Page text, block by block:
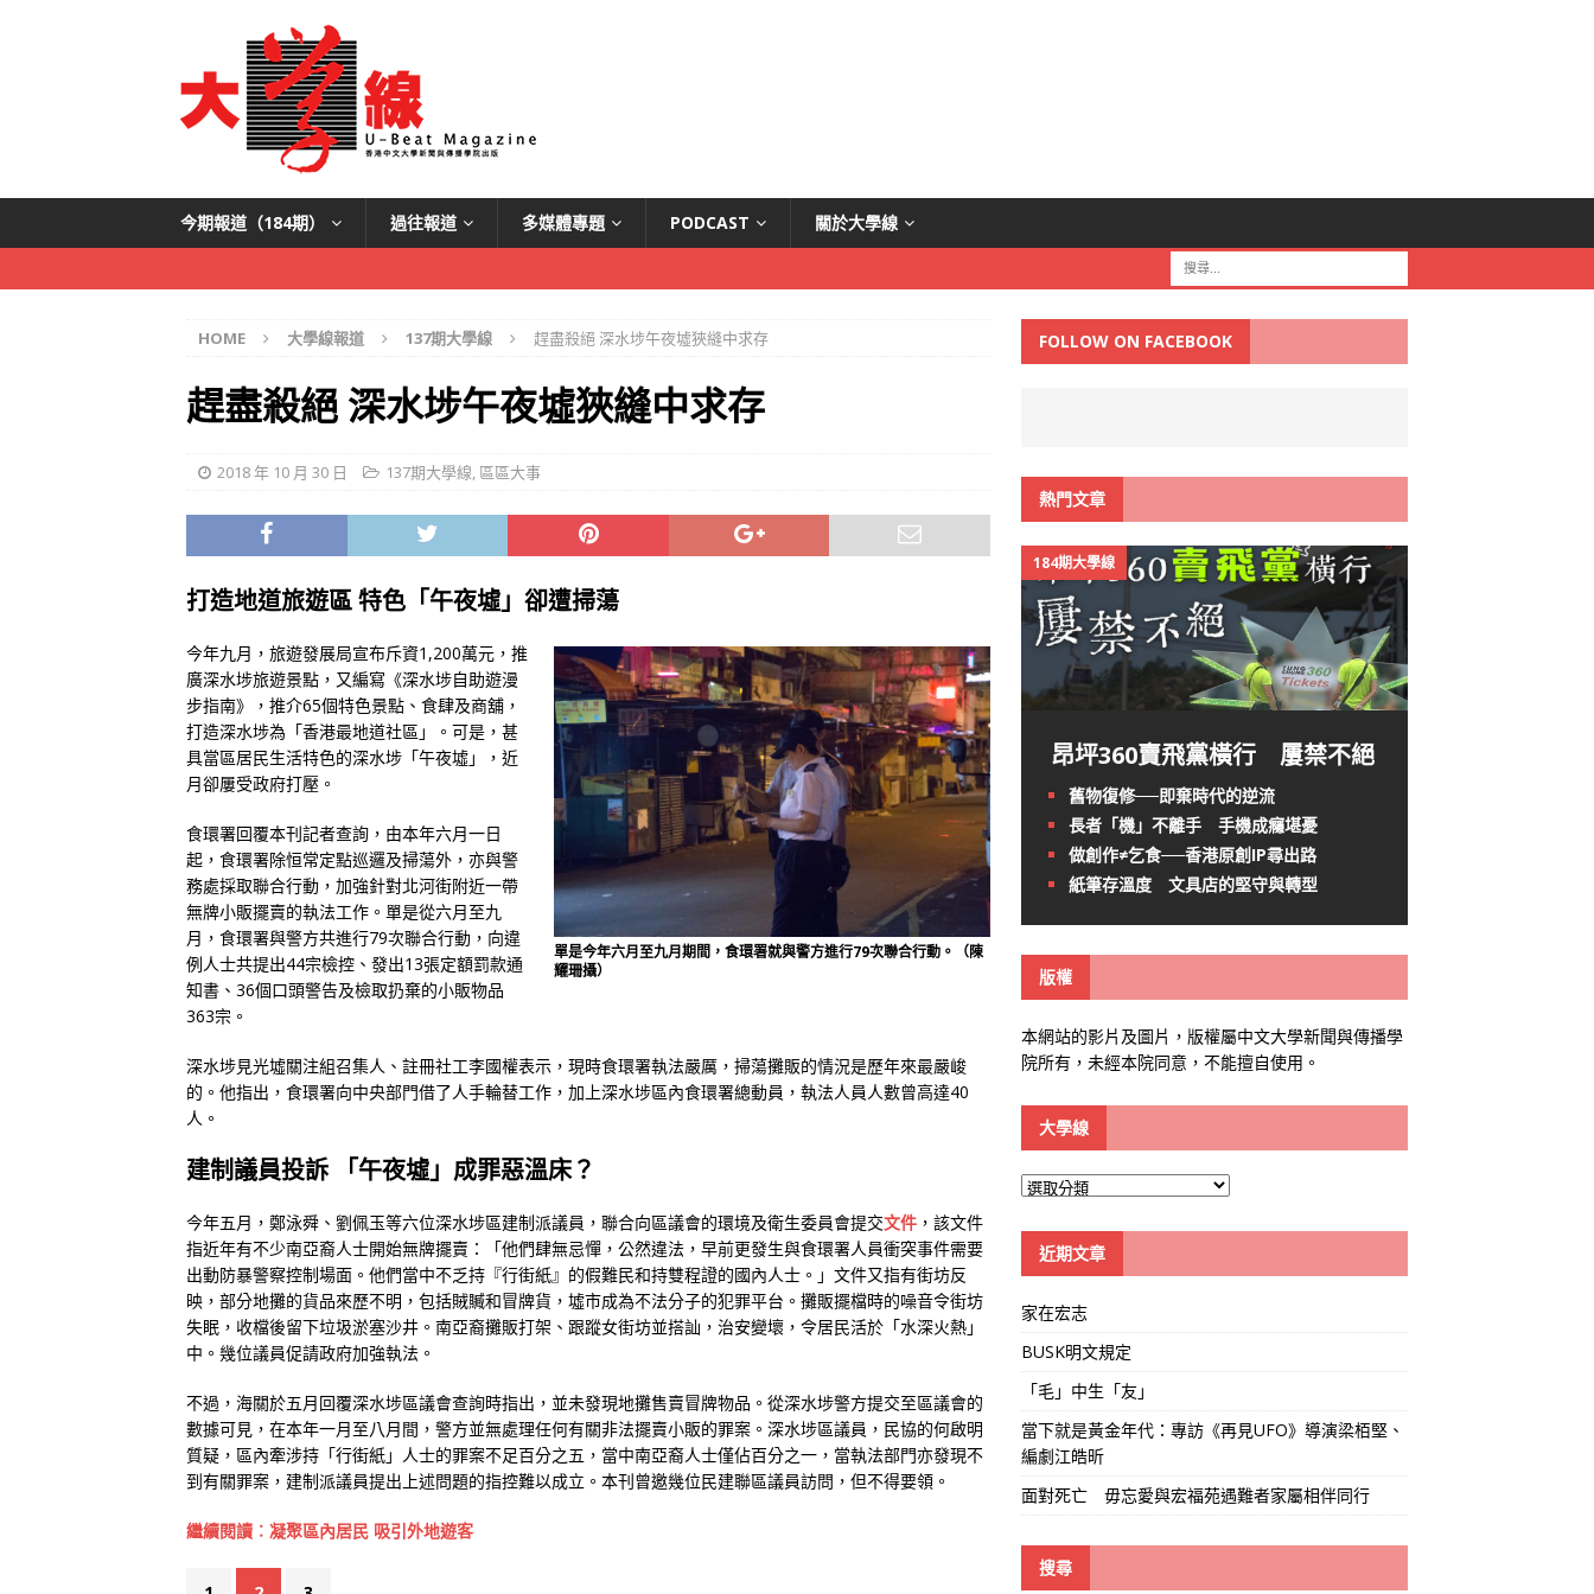
今期報道（184期） 過往報道 多媒體專題 PODCAST 關於大學線
HOME 大學線報道 137期大學線 趕盡殺絕 深水埗午夜墟狹縫中求存
趕盡殺絕 深水埗午夜墟狹縫中求存
2018 年 10 月 30 日 137期大學線, 區區大事
打造地道旅遊區 特色「午夜墟」卻遭掃蕩
單是今年六月至九月期間，食環署就與警方進行79次聯合行動。（陳
耀珊攝）
今年九月，旅遊發展局宣布斥資1,200萬元，推
廣深水埗旅遊景點，又編寫《深水埗自助遊漫
步指南》，推介65個特色景點、食肆及商舖，
打造深水埗為「香港最地道社區」。可是，甚
具當區居民生活特色的深水埗「午夜墟」，近
月卻屢受政府打壓。
食環署回覆本刊記者查詢，由本年六月一日
起，食環署除恒常定點巡邏及掃蕩外，亦與警
務處採取聯合行動，加強針對北河街附近一帶
無牌小販擺賣的執法工作。單是從六月至九
月，食環署與警方共進行79次聯合行動，向違
例人士共提出44宗檢控、發出13張定額罰款通
知書、36個口頭警告及檢取扔棄的小販物品
363宗。
深水埗見光墟關注組召集人、註冊社工李國權表示，現時食環署執法嚴厲，掃蕩攤販的情況是歷年來最嚴峻
的。他指出，食環署向中央部門借了人手輪替工作，加上深水埗區內食環署總動員，執法人員人數曾高達40
人。
建制議員投訴 「午夜墟」成罪惡溫床？
今年五月，鄭泳舜、劉佩玉等六位深水埗區建制派議員，聯合向區議會的環境及衛生委員會提交文件 ，該文件
指近年有不少南亞裔人士開始無牌擺賣：「他們肆無忌憚，公然違法，早前更發生與食環署人員衝突事件需要
出動防暴警察控制場面。他們當中不乏持『行街紙』的假難民和持雙程證的國內人士。」文件又指有街坊反
映，部分地攤的貨品來歷不明，包括賊贓和冒牌貨，墟市成為不法分子的犯罪平台。攤販擺檔時的噪音令街坊
失眠，收檔後留下垃圾淤塞沙井。南亞裔攤販打架、跟蹤女街坊並搭訕，治安變壞，令居民活於「水深火熱」
中。幾位議員促請政府加強執法。
不過，海關於五月回覆深水埗區議會查詢時指出，並未發現地攤售賣冒牌物品。從深水埗警方提交至區議會的
數據可見，在本年一月至八月間，警方並無處理任何有關非法擺賣小販的罪案。深水埗區議員，民協的何啟明
質疑，區內牽涉持「行街紙」人士的罪案不足百分之五，當中南亞裔人士僅佔百分之一，當執法部門亦發現不
到有關罪案，建制派議員提出上述問題的指控難以成立。本刊曾邀幾位民建聯區議員訪問，但不得要領。
繼續閱讀︰凝聚區內居民 吸引外地遊客
FOLLOW ON FACEBOOK
熱門文章
184期大學線
昂坪360賣飛黨橫行 屢禁不絕
舊物復修──即棄時代的逆流
長者「機」不離手 手機成癮堪憂
做創作≠乞食──香港原創IP尋出路
紙筆存溫度 文具店的堅守與轉型
版權
本網站的影片及圖片，版權屬中文大學新聞與傳播學
院所有，未經本院同意，不能擅自使用。
大學線
大
線
近期文章
家在宏志
BUSK明文規定
「毛」中生「友」
當下就是黃金年代：專訪《再見UFO》導演梁栢堅、
編劇江皓昕
面對死亡 毋忘愛與宏福苑遇難者家屬相伴同行
搜尋